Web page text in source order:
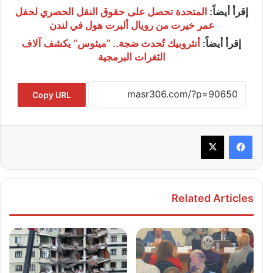
إقرأ أيضاً: المتحدة تحصل على حقوق النقل الحصري لحفل
عمر خيرت من رويال ألبرت هول في لندن
إقرأ أيضاً: أنثروبيك تُحدث ضجة.. “ميثوس” يكشف آلاف
الثغرات البرمجية
Copy URL
Related Articles